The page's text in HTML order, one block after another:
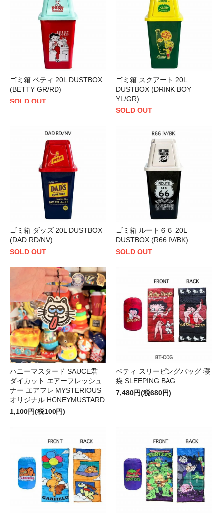
ゴミ箱 ベティ 20L DUSTBOX
(BETTY GR/RD)
SOLD OUT
ゴミ箱 スクアート 20L
DUSTBOX (DRINK BOY
YL/GR)
SOLD OUT
ゴミ箱 ダッズ 20L DUSTBOX
(DAD RD/NV)
SOLD OUT
ゴミ箱 ルート６６ 20L
DUSTBOX (R66 IV/BK)
SOLD OUT
ハニーマスタード SAUCE君
ダイカット エアーフレッシュ
ナー エアフレ MYSTERIOUS
オリジナル HONEYMUSTARD
1,100円(税100円)
ベティ スリーピングバッグ 寝
袋 SLEEPING BAG
7,480円(税680円)